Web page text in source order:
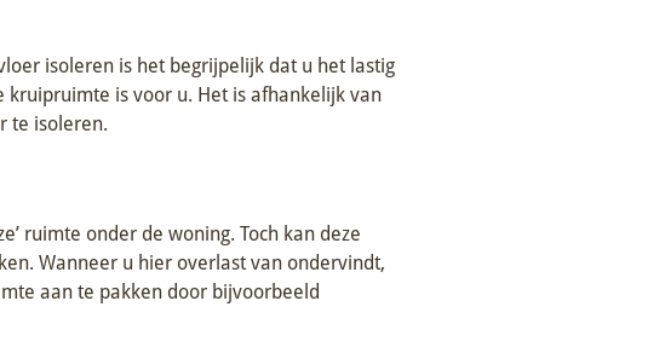
isoleren is het begrijpelijk dat u het lastig
is voor u. Het is afhankelijk van
te isoleren.
ruimte onder de woning. Toch kan deze
Wanneer u hier overlast van ondervindt,
aan te pakken door bijvoorbeeld